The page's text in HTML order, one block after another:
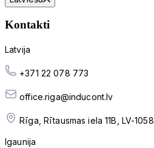
Kontakti
Latvija
+371 22 078 773
office.riga@inducont.lv
Rīga, Rītausmas iela 11B, LV-1058
Igaunija